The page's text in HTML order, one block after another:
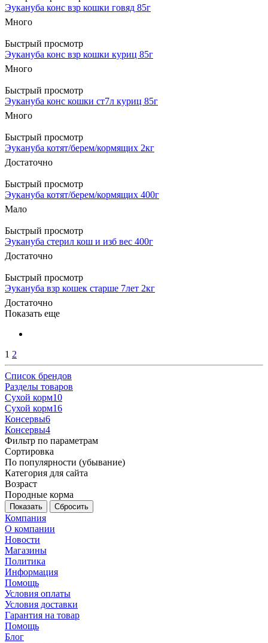
Эукануба конс взр кошки говяд 85г
Много
Быстрый просмотр
Эукануба конс взр кошки куриц 85г
Много
Быстрый просмотр
Эукануба конс кошки ст7л куриц 85г
Много
Быстрый просмотр
Эукануба котят/берем/кормящих 2кг
Достаточно
Быстрый просмотр
Эукануба котят/берем/кормящих 400г
Мало
Быстрый просмотр
Эукануба стерил кош и изб вес 400г
Достаточно
Быстрый просмотр
Эукануба взр кошек старше 7лет 2кг
Достаточно
Показать еще
1 2
Список брендов
Разделы товаров
Cухой корм10
Cухой корм16
Консервы6
Консервы4
Фильтр по параметрам
Сортировка
По популярности (убывание)
Категория для сайта
Возраст
Породные корма
Сбросить
Компания
О компании
Новости
Магазины
Политика
Информация
Помощь
Условия оплаты
Условия доставки
Гарантия на товар
Помощь
Блог